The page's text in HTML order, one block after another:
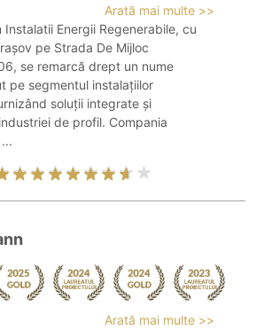
Arată mai multe >>
Instalatii Energii Regenerabile, cu
pe Strada De Mijloc
se remarcă drept un nume
pe segmentul instalațiilor
soluții integrate și
de profil. Compania
Arată mai multe >>